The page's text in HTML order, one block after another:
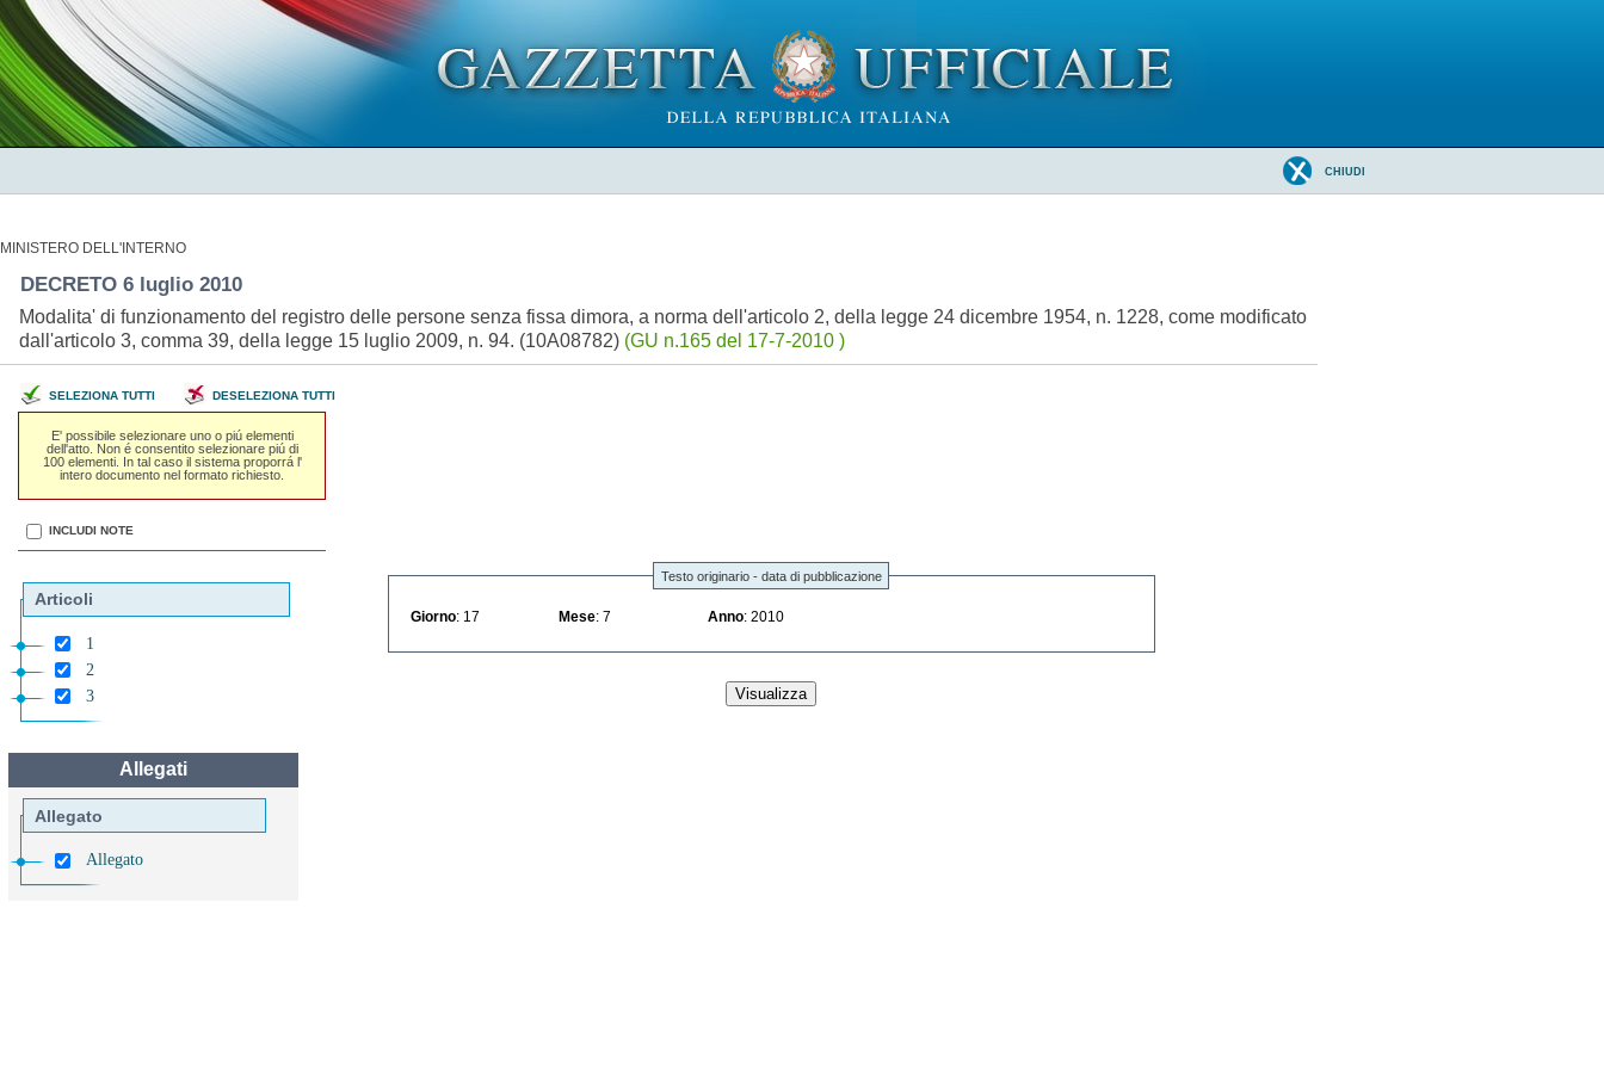
CHIUDI
MINISTERO DELL'INTERNO
DECRETO 6 luglio 2010
Modalita' di funzionamento del registro delle persone senza fissa dimora, a norma dell'articolo 2, della legge 24 dicembre 1954, n. 1228, come modificato
dall'articolo 3, comma 39, della legge 15 luglio 2009, n. 94. (10A08782) (GU n.165 del 17-7-2010 )
SELEZIONA TUTTI DESELEZIONA TUTTI
E' possibile selezionare uno o piú elementi
dell'atto. Non é consentito selezionare piú di
100 elementi. In tal caso il sistema proporrá l'
intero documento nel formato richiesto.
INCLUDI NOTE
Articoli
1
2
3
Allegati
Allegato
Allegato
Testo originario - data di pubblicazione
Giorno : 17 Mese : 7 Anno : 2010